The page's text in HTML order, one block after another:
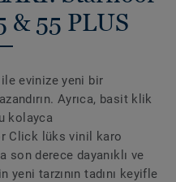
& 55 PLUS
evinize yeni bir
Ayrıca, basit klik
kolayca
Click lüks vinil karo
son derece dayanıklı ve
yeni tarzının tadını keyifle